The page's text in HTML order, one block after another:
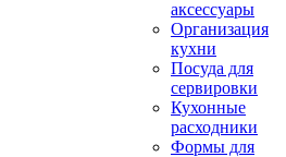
аксессуары
Организация
кухни
Посуда для
сервировки
Кухонные
расходники
Формы для